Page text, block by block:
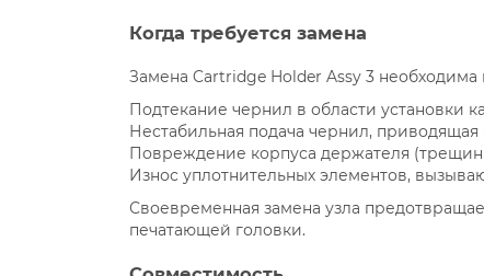
Когда требуется замена
Замена Cartridge Holder Assy 3
Подтекание чернил в области установки
Нестабильная подача чернил,
Повреждение корпуса держателя
Износ уплотнительных элементов,
Своевременная замена узла
печатающей головки.